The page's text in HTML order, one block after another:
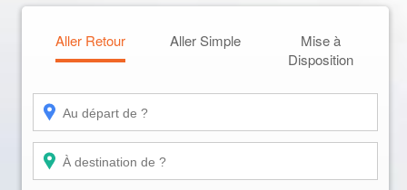
Aller Retour Aller Simple
Mise à
Disposition